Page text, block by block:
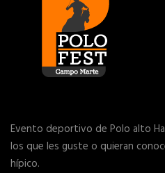
Evento deportivo de Polo alto
los que les guste o quieran
hípico.